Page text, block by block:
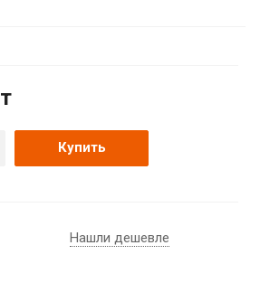
Купить
Нашли дешевле